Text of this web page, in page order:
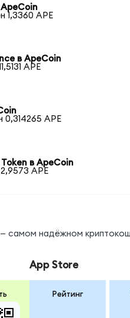
1,3360 APE
в ApeCoin
APE
0,314265 APE
в ApeCoin
APE
самом надёжном
App Store
Рейтинг